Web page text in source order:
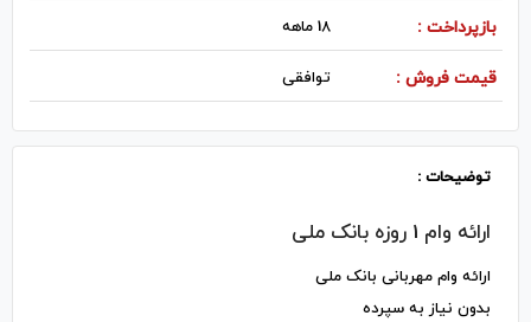
بازپرداخت : 18 ماهه
قیمت فروش : توافقی
توضیحات :
ارائه وام 1 روزه بانک ملی
ارائه وام مهربانی بانک ملی
بدون نیاز به سپرده